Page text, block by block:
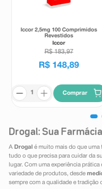
Iccor 2,5mg 100 Comprimidos
Revestidos
Iccor
R$ 183,97
R$ 148,89
Comprar
Drogal: Sua
A Drogal é muito mais do que uma
tudo o que precisa para cuidar da
lugar. Com uma experiência
variedade de produtos, desde
sempre com a qualidade e tradição